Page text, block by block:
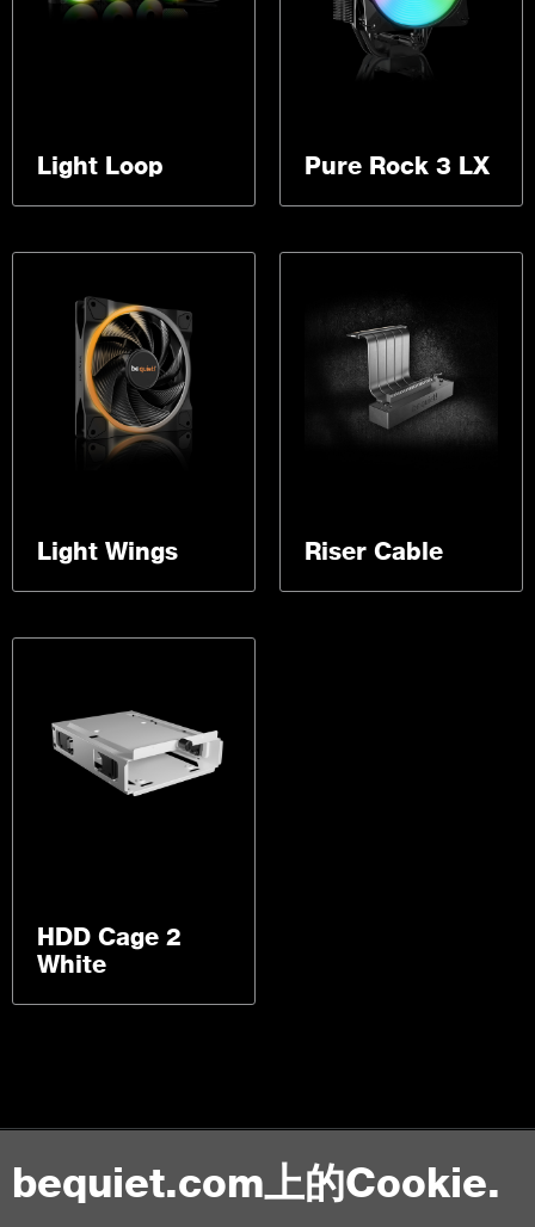
bequiet.com上的Cookie.
Light Loop Pure Rock 3 LX
Light Wings Riser Cable
HDD Cage 2
White
聯絡我們